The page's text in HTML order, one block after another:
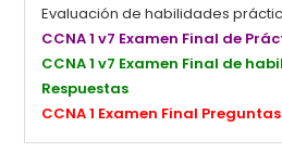
Evaluación de habilidades
CCNA 1 v7 Examen Final de
CCNA 1 v7 Examen Final de
Respuestas
CCNA 1 Examen Final